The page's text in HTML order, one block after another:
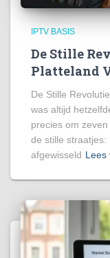
IPTV BASIS
De Stille
Platteland
De Stille
was altijd
precies om
de stille straatjes:
afgewisseld Lees